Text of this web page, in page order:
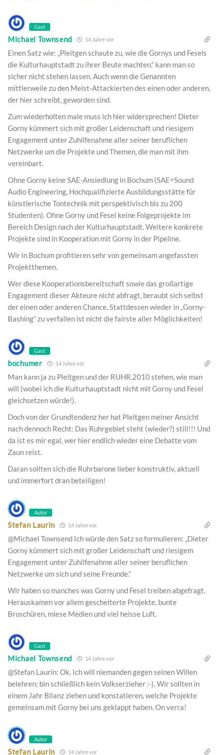
Gast
Michael Townsend 14 Jahre vor
Einen Satz wie: „Pleitgen schaute zu, wie die Gornys und Fesels
die Kulturhauptstadt zu ihrer Beute machten.“ kann man so
sicher nicht stehen lassen. Auch wenn die Genannten
mittlerweile zu den Meist-Attackierten des einen oder anderen,
der hier schreibt, geworden sind.
Zum wiederholten male muss ich hier widersprechen! Dieter
Gorny kümmert sich mit großer Leidenschaft und riesigem
Engagement unter Zuhilfenahme aller seiner beruflichen
Netzwerke um die Projekte und Themen, die man mit ihm
vereinbart.
Ohne Gorny keine SAE-Ansiedlung in Bochum (SAE=Sound
Audio Engineering, Hochqualifizierte Ausbildungsstätte für
künstlerische Tontechnik mit perspektivisch bis zu 200
Studenten). Ohne Gorny und Fesel keine Folgeprojekte im
Bereich Design nach der Kulturhauptstadt. Weitere konkrete
Projekte sind in Kooperation mit Gorny in der Pipeline.
Wir in Bochum profitieren sehr von gemeinsam angefassten
Projektthemen.
Wer diese Kooperationsbereitschaft sowie das großartige
Engagement dieser Akteure nicht abfragt, beraubt sich selbst
der einen oder anderen Chance. Stattdessen wieder in „Gorny-
Bashing“ zu verfallen ist nicht die fairste aller Möglichkeiten!
Gast
bochumer 14 Jahre vor
Man kann ja zu Pleitgen und der RUHR.2010 stehen, wie man
will (wobei ich die Kulturhauptstadt nicht mit Gorny und Fesel
gleichsetzen würde!).
Doch von der Grundtendenz her hat Pleitgen meiner Ansicht
nach dennoch Recht: Das Ruhrgebiet steht (wieder?) still!!! Und
da ist es mir egal, wer hier endlich wieder eine Debatte vom
Zaun reist.
Daran sollten sich die Ruhrbarone lieber konstruktiv, aktuell
und immerfort dran beteiligen!
Autor
Stefan Laurin 14 Jahre vor
@Michael Townsend Ich würde den Satz so formulieren: „Dieter
Gorny kümmert sich mit großer Leidenschaft und riesigem
Engagement unter Zuhilfenahme aller seiner beruflichen
Netzwerke um sich und seine Freunde.“
Wir haben so manches was Gorny und Fesel treiben abgefragt.
Herauskamen vor allem gescheiterte Projekte, bunte
Broschüren, miese Medien und viel heisse Luft.
Gast
Michael Townsend 14 Jahre vor
@Stefan Laurin: Ok. Ich will niemanden gegen seinen Willen
belehren; bin schließlich kein Volkserzieher :-). Wir sollten in
einem Jahr Bilanz ziehen und konstatieren, welche Projekte
gemeinsam mit Gorny bei uns geklappt haben. On verra!
Autor
Stefan Laurin 14 Jahre vor